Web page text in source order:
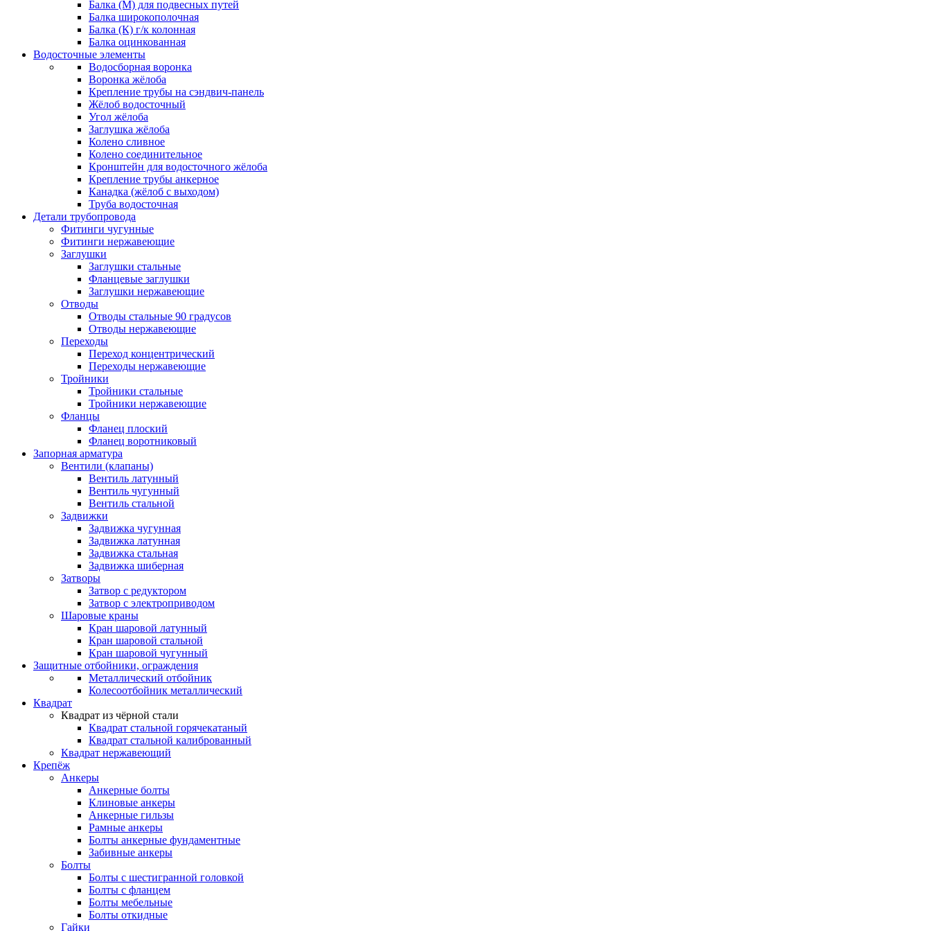
Балка (М) для подвесных путей
Балка широкополочная
Балка (К) г/к колонная
Балка оцинкованная
Водосточные элементы
Водосборная воронка
Воронка жёлоба
Крепление трубы на сэндвич-панель
Жёлоб водосточный
Угол жёлоба
Заглушка жёлоба
Колено сливное
Колено соединительное
Кронштейн для водосточного жёлоба
Крепление трубы анкерное
Канадка (жёлоб с выходом)
Труба водосточная
Детали трубопровода
Фитинги чугунные
Фитинги нержавеющие
Заглушки
Заглушки стальные
Фланцевые заглушки
Заглушки нержавеющие
Отводы
Отводы стальные 90 градусов
Отводы нержавеющие
Переходы
Переход концентрический
Переходы нержавеющие
Тройники
Тройники стальные
Тройники нержавеющие
Фланцы
Фланец плоский
Фланец воротниковый
Запорная арматура
Вентили (клапаны)
Вентиль латунный
Вентиль чугунный
Вентиль стальной
Задвижки
Задвижка чугунная
Задвижка латунная
Задвижка стальная
Задвижка шиберная
Затворы
Затвор с редуктором
Затвор с электроприводом
Шаровые краны
Кран шаровой латунный
Кран шаровой стальной
Кран шаровой чугунный
Защитные отбойники, ограждения
Металлический отбойник
Колесоотбойник металлический
Квадрат
Квадрат из чёрной стали
Квадрат стальной горячекатаный
Квадрат стальной калиброванный
Квадрат нержавеющий
Крепёж
Анкеры
Анкерные болты
Клиновые анкеры
Анкерные гильзы
Рамные анкеры
Болты анкерные фундаментные
Забивные анкеры
Болты
Болты с шестигранной головкой
Болты с фланцем
Болты мебельные
Болты откидные
Гайки